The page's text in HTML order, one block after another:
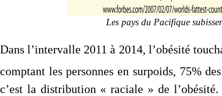
Les pays du Pacifique
Dans l’intervalle 2011 à 2014, l’obésité
comptant les personnes en surpoids, 75%
c’est la distribution « raciale » de